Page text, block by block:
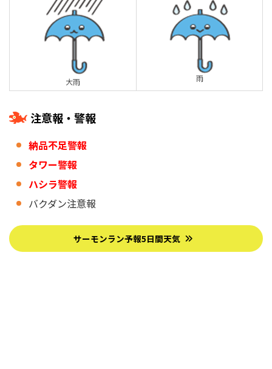
大雨 雨
注意報・警報
納品不足警報
タワー警報
ハシラ警報
バクダン注意報
サーモンラン予報5日間天気